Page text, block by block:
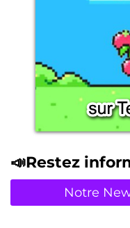
📣Restez
Notre